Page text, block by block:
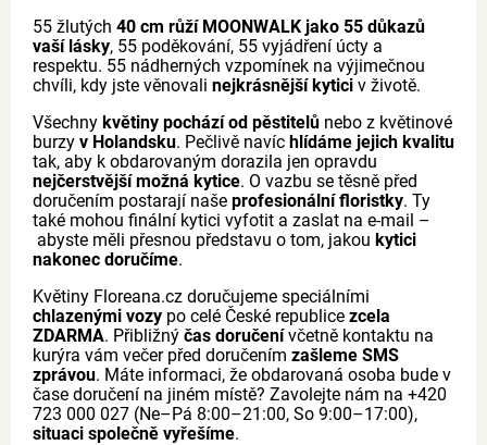
55 žlutých 40 cm růží MOONWALK jako 55 důkazů
vaší lásky, 55 poděkování, 55 vyjádření úcty a
respektu. 55 nádherných vzpomínek na výjimečnou
chvíli, kdy jste věnovali nejkrásnější kytici v životě.
Všechny květiny pochází od pěstitelů nebo z květinové
burzy v Holandsku. Pečlivě navíc hlídáme jejich kvalitu
tak, aby k obdarovaným dorazila jen opravdu
nejčerstvější možná kytice. O vazbu se těsně před
doručením postarají naše profesionální floristky. Ty
také mohou finální kytici vyfotit a zaslat na e-mail –
abyste měli přesnou představu o tom, jakou kytici
nakonec doručíme.
Květiny Floreana.cz doručujeme speciálními
chlazenými vozy po celé České republice zcela
ZDARMA. Přibližný čas doručenívčetně kontaktu na
kurýra vám večer před doručením zašleme SMS
zprávou. Máte informaci, že obdarovaná osoba bude v
čase doručení na jiném místě? Zavolejte nám na +420
723 000 027 (Ne–Pá 8:00–21:00, So 9:00–17:00),
situaci společně vyřešíme.